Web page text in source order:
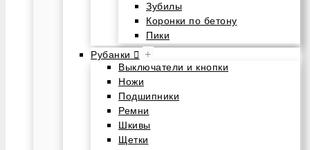
Зубилы
Коронки по бетону
Пики
Рубанки
+
Выключатели и кнопки
Ножи
Подшипники
Ремни
Шкивы
Щетки